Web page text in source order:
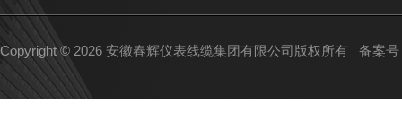
Copyright © 2026 安徽春辉仪表线缆集团有限公司版权所有 备案号